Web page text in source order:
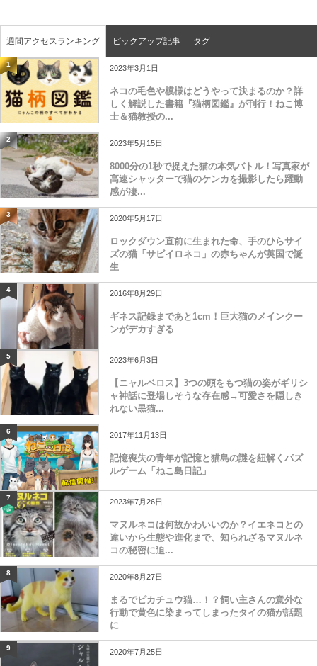
週間アクセスランキング ピックアップ記事 タグ
1 2023年3月1日
ネコの毛色や模様はどうやって決まるのか？詳
しく解説した書籍『猫柄図鑑』が刊行！ねこ博
士＆猫教授の...
2 2023年5月15日
8000分の1秒で捉えた猫の本気バトル！写真家が
高速シャッターで猫のケンカを撮影したら躍動
感が凄...
3 2020年5月17日
ロックダウン直前に生まれた命、手のひらサイ
ズの猫「サビイロネコ」の赤ちゃんが英国で誕
生
4 2016年8月29日
ギネス記録まであと1cm！巨大猫のメインクー
ンがデカすぎる
5 2023年6月3日
【ニャルベロス】3つの頭をもつ猫の姿がギリシ
ャ神話に登場しそうな存在感→可愛さを隠しき
れない黒猫...
6 2017年11月13日
記憶喪失の青年が記憶と猫島の謎を紐解くパズ
ルゲーム「ねこ島日記」
7 2023年7月26日
マヌルネコは何故かわいいのか？イエネコとの
違いから生態や進化まで、知られざるマヌルネ
コの秘密に迫...
8 2020年8月27日
まるでピカチュウ猫…！？飼い主さんの意外な
行動で黄色に染まってしまったタイの猫が話題
に
9 2020年7月25日